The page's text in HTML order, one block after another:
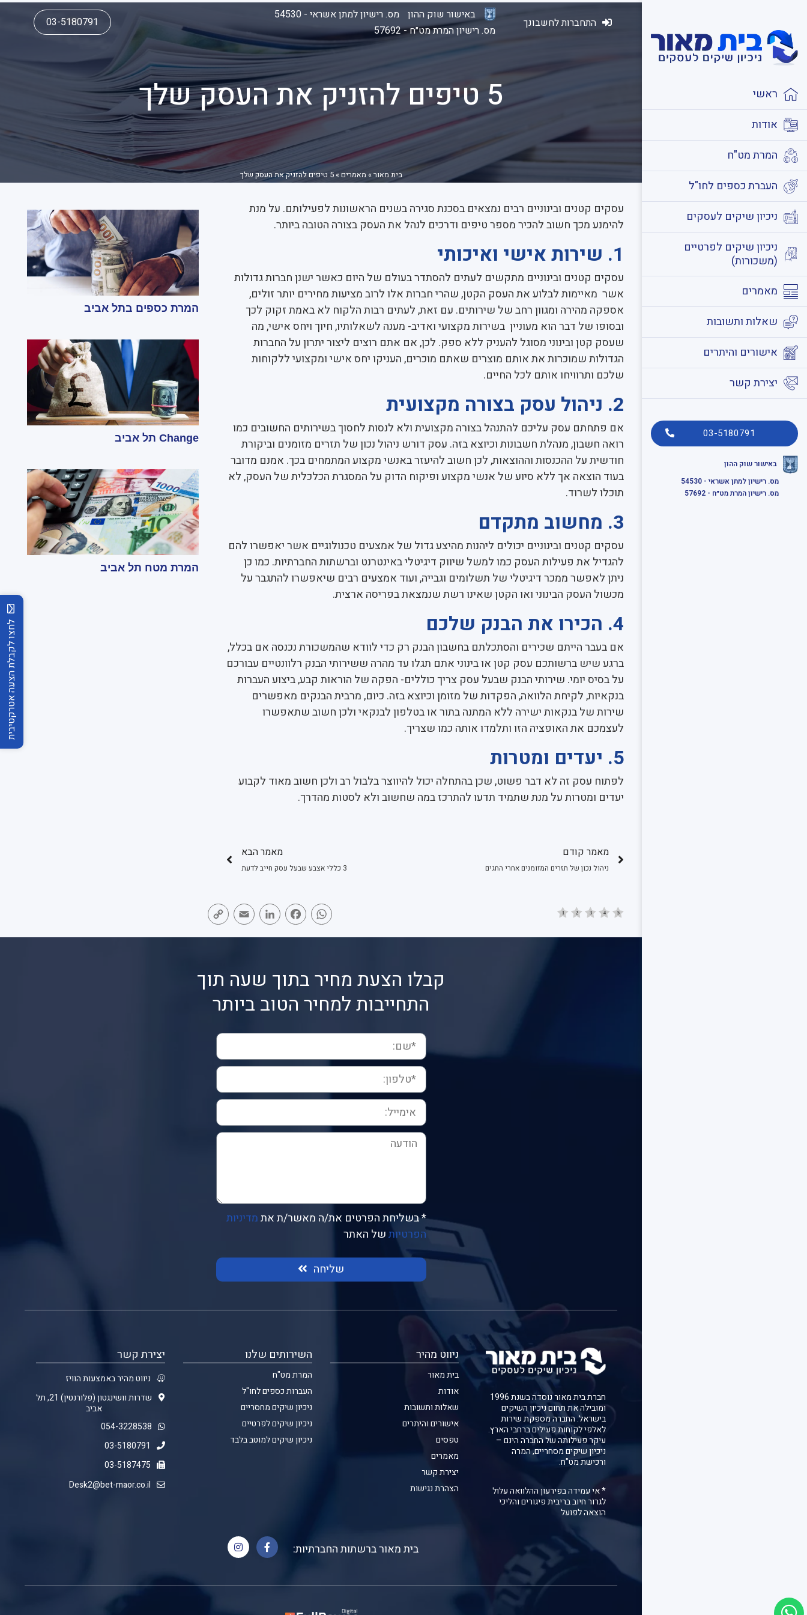
לחצו לקבלת הצעה אטרקטיבית
ראשי
אודות
המרת מט"ח
העברת כספים לחו"ל
ניכיון שיקים לעסקים
ניכיון שיקים לפרטיים
(משכורות)
מאמרים
שאלות ותשובות
אישורים והיתרים
יצירת קשר
03-5180791
באישור שוק ההון
מס. רישיון למתן אשראי - 54530
מס. רישיון המרת מט״ח - 57692
התחברות לחשבונך
באישור שוק ההון מס. רישיון למתן אשראי - 54530
מס. רישיון המרת מט״ח - 57692
03-5180791
5 טיפים להזניק את העסק שלך
בית מאור» מאמרים»5 טיפים להזניק את העסק שלך
עסקים קטנים ובינוניים רבים נמצאים בסכנת סגירה בשנים הראשונות לפעילותם. על מנת
להימנע מכך חשוב להכיר מספר טיפים ודרכים לנהל את העסק בצורה הטובה ביותר.
1. שירות אישי ואיכותי
עסקים קטנים ובינוניים מתקשים לעתים להסתדר בעולם של היום כאשר ישנן חברות גדולות
אשר מאיימות לבלוע את העסק הקטן, שהרי חברות אלו לרוב מציעות מחירים יותר זולים,
אספקה מהירה ומגוון רחב של שירותים. עם זאת, לעתים רבות הלקוח לא באמת זקוק לכך
ובסופו של דבר הוא מעוניין בשירות מקצועי ואדיב- מענה לשאלותיו, חיוך ויחס אישי, מה
שעסק קטן ובינוני מסוגל להעניק ללא ספק. לכן, אם אתם רוצים ליצור יתרון על החברות
הגדולות שמוכרות את אותם מוצרים שאתם מוכרים, העניקו יחס אישי ומקצועי ללקוחות
שלכם ותרוויחו אותם לכל החיים.
2. ניהול עסק בצורה מקצועית
אם פתחתם עסק עליכם להתנהל בצורה מקצועית ולא לנסות לחסוך בשירותים החשובים כמו
רואה חשבון, מנהלת חשבונות וכיוצא בזה. עסק דורש ניהול נכון של תזרים מזומנים וביקורת
חודשית על ההכנסות וההוצאות, לכן חשוב להיעזר באנשי מקצוע המתמחים בכך. אמנם מדובר
בעוד הוצאה אך ללא סיוע של אנשי מקצוע ופיקוח הדוק על המסגרת הכלכלית של העסק, לא
תוכלו לשרוד.
3. מחשוב מתקדם
עסקים קטנים ובינוניים יכולים ליהנות מהיצע גדול של אמצעים טכנולוגיים אשר יאפשרו להם
להגדיל את פעילות העסק כמו למשל שיווק דיגיטלי באינטרנט וברשתות החברתיות. כמו כן
ניתן לאפשר ממכר דיגיטלי של תשלומים וגבייה, ועוד אמצעים רבים שיאפשרו להתגבר על
מכשול העסק הבינוני ואו הקטן שאינו רשת שנמצאת בפריסה ארצית.
4. הכירו את הבנק שלכם
אם בעבר הייתם שכירים והסתכלתם בחשבון הבנק רק כדי לוודא שהמשכורת נכנסה אם בכלל,
ברגע שיש ברשותכם עסק קטן או בינוני אתם תגלו עד מהרה ששירותי הבנק רלוונטיים עבורכם
על בסיס יומי. שירותי הבנק שבעל עסק צריך כוללים- הפקה של הוראות קבע, ביצוע העברות
בנקאיות, לקיחת הלוואה, הפקדות של מזומן וכיוצא בזה. כיום, מרבית הבנקים מאפשרים
שירות של בנקאות ישירה ללא המתנה בתור או בטלפון לבנקאי ולכן חשוב שתאפשרו
לעצמכם את האופציה הזו ותלמדו אותה כמו שצריך.
5. יעדים ומטרות
לפתוח עסק זה לא דבר פשוט, שכן בהתחלה יכול להיווצר בלבול רב ולכן חשוב מאוד לקבוע
יעדים ומטרות על מנת שתמיד תדעו להתרכז במה שחשוב ולא לסטות מהדרך.
מאמר קודם
ניהול נכון של תזרים המזומנים אחרי החגים
מאמר הבא
3 כללי אצבע שבעל עסק חייב לדעת
המרת כספים בתל אביב
Change תל אביב
המרת מטח תל אביב
WhatsApp
Facebook
LinkedIn
Email
קבלו הצעת מחיר בתוך שעה תוך
התחייבות למחיר הטוב ביותר
* בשליחת הפרטים את/ה מאשר/ת אתמדיניות
הפרטיותשל האתר
שליחה
חברת בית מאור נוסדה בשנת 1996
ומובילה את תחום ניכיון השיקים
בישראל. החברה מספקת שירות
לאלפי לקוחות פעילים ברחבי הארץ.
עיקר פעילותה של החברה הינם –
ניכיון שיקים מסחריים, המרה
ורכישת מט"ח.
* אי עמידה בפירעון ההלוואה עלול
לגרור חיוב בריבית פיגורים והליכי
הוצאה לפועל
ניווט מהיר
בית מאור
אודות
שאלות ותשובות
אישורים והיתרים
טפסים
מאמרים
יצירת קשר
הצהרת נגישות
השירותים שלנו
המרת מט"ח
העברות כספים לחו"ל
ניכיון שיקים מחסריים
ניכיון שיקים לפרטיים
ניכיון שיקים למוטב בלבד
יצירת קשר
ניווט מהיר באמצעות הוויז
שדרות וושינגטון (פלורנטין) 21, תל
אביב
054-3228538
03-5180791
03-5187475
Desk2@bet-maor.co.il
בית מאור ברשתות החברתיות: